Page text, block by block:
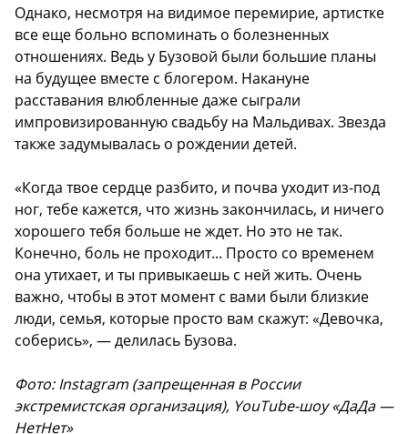
Однако, несмотря на видимое перемирие, артистке
все еще больно вспоминать о болезненных
отношениях. Ведь у Бузовой были большие планы
на будущее вместе с блогером. Накануне
расставания влюбленные даже сыграли
импровизированную свадьбу на Мальдивах. Звезда
также задумывалась о рождении детей.
«Когда твое сердце разбито, и почва уходит из-под
ног, тебе кажется, что жизнь закончилась, и ничего
хорошего тебя больше не ждет. Но это не так.
Конечно, боль не проходит... Просто со временем
она утихает, и ты привыкаешь с ней жить. Очень
важно, чтобы в этот момент с вами были близкие
люди, семья, которые просто вам скажут: «Девочка,
соберись», — делилась Бузова.
Фото: Instagram (запрещенная в России
экстремистская организация), YouTube-шоу «ДаДа —
НетНет»